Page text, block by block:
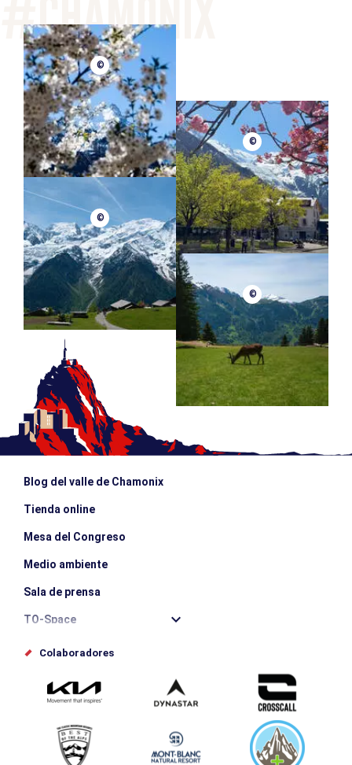
©
©
©
©
Blog del valle de Chamonix
Tienda online
Mesa del Congreso
Medio ambiente
Sala de prensa
TO-Space
Offices de tourisme
Envíe su evento
Service groupes et séminaires
Descargar
Colaboradores